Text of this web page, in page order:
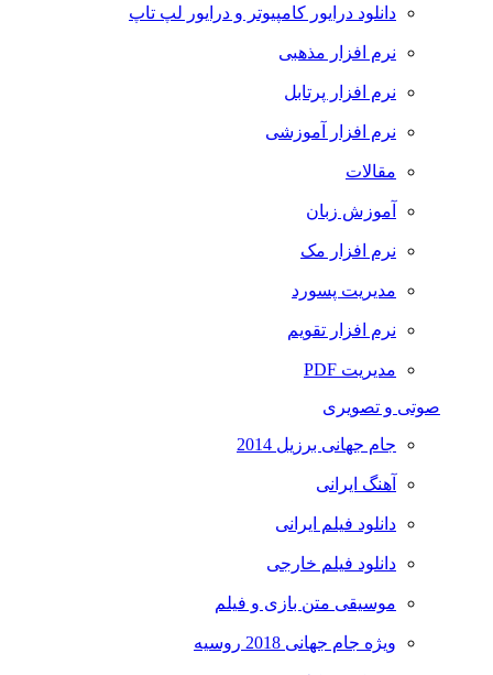
دانلود درایور کامپیوتر و درایور لپ تاپ
نرم افزار مذهبی
نرم افزار پرتابل
نرم افزار آموزشی
مقالات
آموزش زبان
نرم افزار مک
مدیریت پسورد
نرم افزار تقویم
مدیریت PDF
صوتی و تصویری
جام جهانی برزیل 2014
آهنگ ایرانی
دانلود فیلم ایرانی
دانلود فیلم خارجی
موسیقی متن بازی و فیلم
ویژه جام جهانی 2018 روسیه